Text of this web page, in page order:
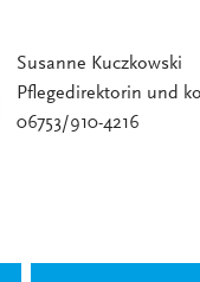
Susanne Kuczkowski
Pflegedirektorin und
06753/910-4216